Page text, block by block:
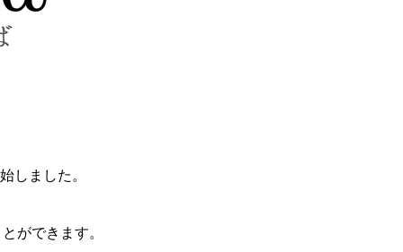
しました。
ができます。